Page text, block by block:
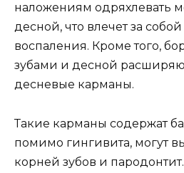
наложениям одряхлевать
десной, что влечет за
воспаления. Кроме того,
зубами и десной
десневые карманы.
Такие карманы содержат
помимо гингивита, могут
корней зубов и